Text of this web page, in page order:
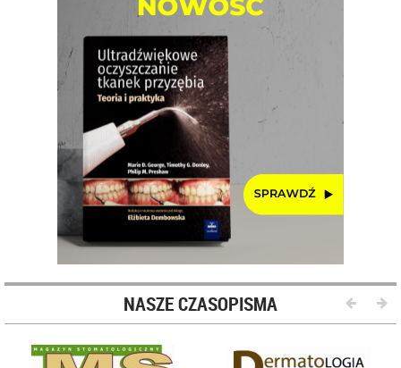
NASZE CZASOPISMA